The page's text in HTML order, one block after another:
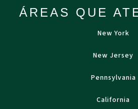
ÁREAS QUE
New York
New Jersey
Pennsylvania
California